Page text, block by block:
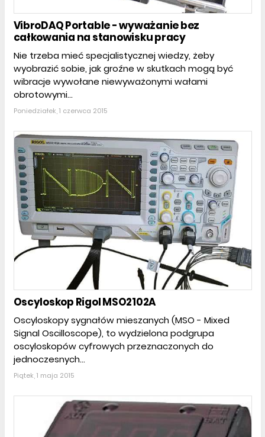
VibroDAQ Portable - wyważanie bez
całkowania na stanowisku pracy
Nie trzeba mieć specjalistycznej wiedzy, żeby
wyobrazić sobie, jak groźne w skutkach mogą być
wibracje wywołane niewyważonymi wałami
obrotowymi...
Poniedziałek, 1 czerwca 2015
Oscyloskop Rigol MSO2102A
Oscyloskopy sygnałów mieszanych (MSO - Mixed
Signal Oscilloscope), to wydzielona podgrupa
oscyloskopów cyfrowych przeznaczonych do
jednoczesnych...
Piątek, 1 maja 2015